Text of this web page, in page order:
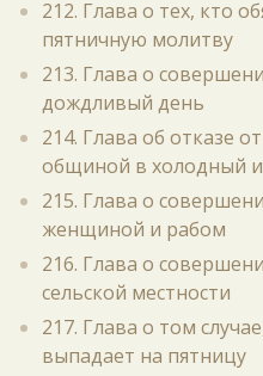
212. Глава о тех, кто
пятничную молитву
213. Глава о
дождливый день
214. Глава об отказе
общиной в холодный
215. Глава о
женщиной и рабом
216. Глава о
сельской местности
217. Глава о том
выпадает на пятницу